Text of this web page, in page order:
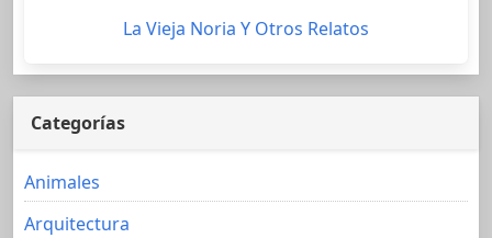
La Vieja Noria Y Otros Relatos
Categorías
Animales
Arquitectura